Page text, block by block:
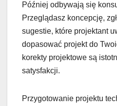
Później odbywają się
Przeglądasz koncepcję,
sugestie, które projektant
dopasować projekt do
korekty projektowe są
satysfakcji.
Przygotowanie projektu